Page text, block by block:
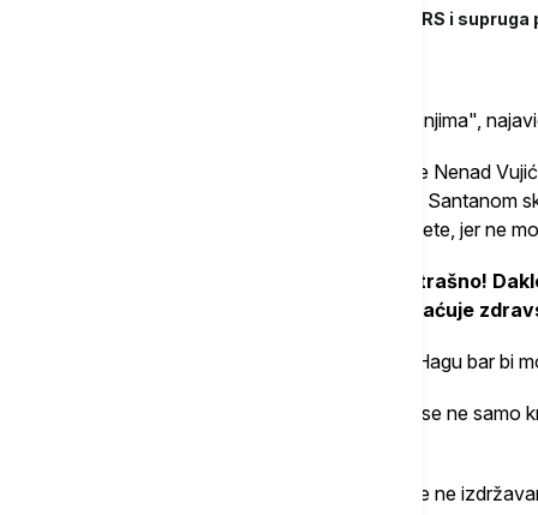
Psihijatar, predsednica Crvenog krsta RS i
"Oni odlučuju o tome i mi ćemo se obratiti njima",
On je podsetio da je i ministar pravde Srbije Nenad
predsednikom Mehanizma Grasijelom Gati Santanom
Karadžićeve porodice ne mogu da ga posete, jer ne
"Pet godina ga niko nije video. To je strašno!
već u zarobljeništvo. I plus mu se uskraćuje
Prema njegovim rečima, da je Karadžić u Hagu bar bi
"Ovo je prosto neverovatno na koji način se ne samo
On je podsetio da i lice lišeno slobode, koje ne